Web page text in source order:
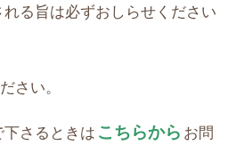
る旨は必ずおしらせください
さい。
さるときは こちらから お問